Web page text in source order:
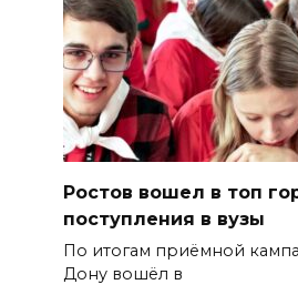
Ростов вошел в топ
поступления в вузы
По итогам приёмной
Дону вошёл в